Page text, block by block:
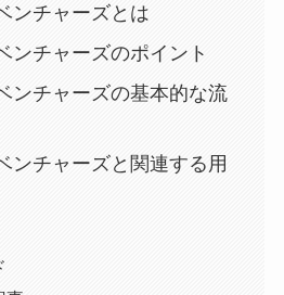
ンチャーズとは
ンチャーズのポイント
ンチャーズの基本的な流
ンチャーズと関連する用